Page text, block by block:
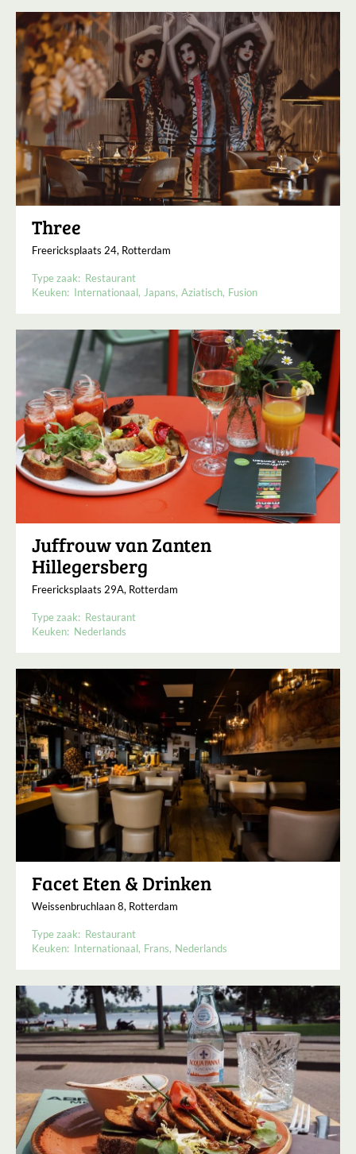
Three
Freericksplaats 24, Rotterdam
Type zaak: Restaurant
Keuken: Internationaal Japans Aziatisch Fusion
Juffrouw van Zanten
Hillegersberg
Freericksplaats 29A, Rotterdam
Type zaak: Restaurant
Keuken: Nederlands
Facet Eten & Drinken
Weissenbruchlaan 8, Rotterdam
Type zaak: Restaurant
Keuken: Internationaal Frans Nederlands